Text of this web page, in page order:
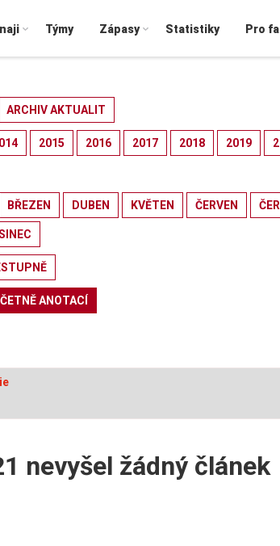
Týmy Zápasy Statistiky Pro
ARCHIV AKTUALIT
2015 2016 2017 2018 2019
BŘEZEN DUBEN KVĚTEN ČERVEN
ANOTACÍ
nevyšel žádný článek